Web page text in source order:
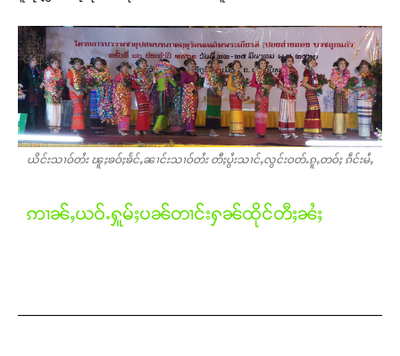
ယိင်းသၢဝ်တႆး ၽူႈၶဝ်ႈၶႅင်ႇၼၢင်းသၢဝ်တႆး တီႈပွႆးသၢင်ႇလွင်းဝတ်ႉၵူႇတဝ်ႈ ၵဵင်းမႆႇ
ဢၢၼ်ႇယဝ်ႉႁူမ်ႈပၼ်တၢင်းႁၼ်ထိုင်တီႈၼႆႈ